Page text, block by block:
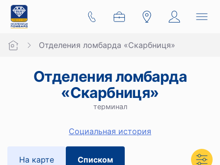
Отделения ломбарда «Скарбниця»
Отделения ломбарда
«Скарбниця»
терминал
Социальная история
На карте Списком